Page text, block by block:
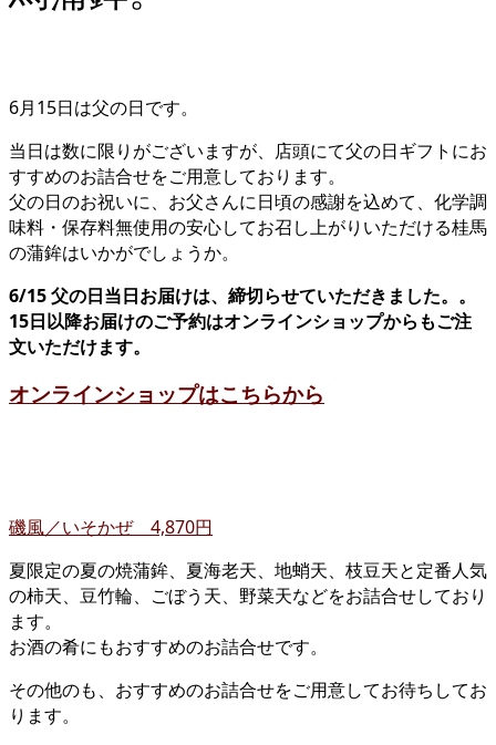
6月15日は父の日です。
当日は数に限りがございますが、店頭にて父の日ギフトにお
すすめのお詰合せをご用意しております。
父の日のお祝いに、お父さんに日頃の感謝を込めて、化学調
味料・保存料無使用の安心してお召し上がりいただける桂馬
の蒲鉾はいかがでしょうか。
6/15 父の日当日お届けは、締切らせていただきました。。
15日以降お届けのご予約はオンラインショップからもご注
文いただけます。
オンラインショップはこちらから
磯風／いそかぜ 4,870円
夏限定の夏の焼蒲鉾、夏海老天、地蛸天、枝豆天と定番人気
の柿天、豆竹輪、ごぼう天、野菜天などをお詰合せしており
ます。
お酒の肴にもおすすめのお詰合せです。
その他のも、おすすめのお詰合せをご用意してお待ちしてお
ります。